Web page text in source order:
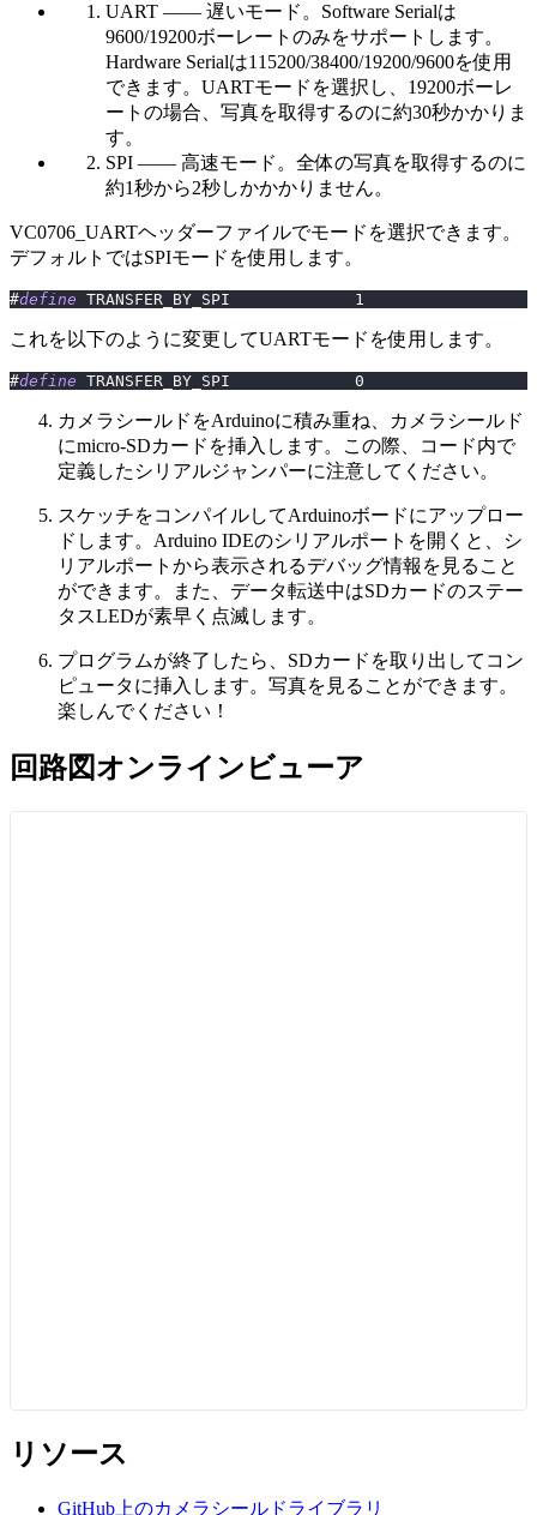
UART —— 遅いモード。Software Serialは
9600/19200ボーレートのみをサポートします。
Hardware Serialは115200/38400/19200/9600を使用
できます。UARTモードを選択し、19200ボーレ
ートの場合、写真を取得するのに約30秒かかりま
す。
SPI —— 高速モード。全体の写真を取得するのに
約1秒から2秒しかかかりません。
VC0706_UARTヘッダーファイルでモードを選択できます。
デフォルトではSPIモードを使用します。
#define TRANSFER_BY_SPI 1
これを以下のように変更してUARTモードを使用します。
#define TRANSFER_BY_SPI 0
カメラシールドをArduinoに積み重ね、カメラシールド
にmicro-SDカードを挿入します。この際、コード内で
定義したシリアルジャンパーに注意してください。
スケッチをコンパイルしてArduinoボードにアップロー
ドします。Arduino IDEのシリアルポートを開くと、シ
リアルポートから表示されるデバッグ情報を見ること
ができます。また、データ転送中はSDカードのステー
タスLEDが素早く点滅します。
プログラムが終了したら、SDカードを取り出してコン
ピュータに挿入します。写真を見ることができます。
楽しんでください！
回路図オンラインビューア
リソース
GitHub上のカメラシールドライブラリ